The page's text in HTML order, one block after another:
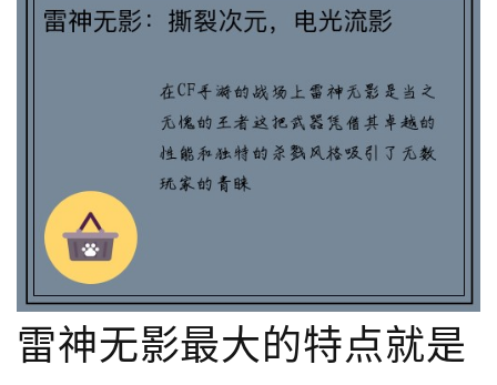
雷神无影最大的特点就是